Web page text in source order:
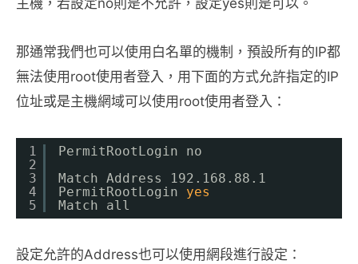
主機，若設定no則是不允許，設定yes則是可以。
那通常我們也可以使用白名單的機制，預設所有的IP都
無法使用root使用者登入，用下面的方式允許指定的IP
位址或是主機網域可以使用root使用者登入：
1
2
3
4
5
PermitRootLogin no
Match Address 192.168.88.1
PermitRootLogin yes
Match all
設定允許的Address也可以使用網段進行設定：